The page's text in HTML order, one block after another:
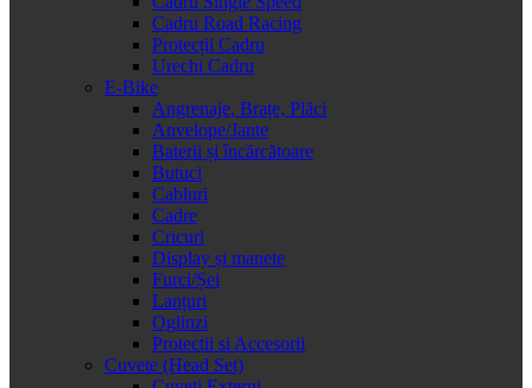
Cadru Road Racing
Protecții Cadru
Urechi Cadru
E-Bike
Angrenaje, Brațe, Plăci
Anvelope/Jante
Baterii și încărcătoare
Butuci
Cabluri
Cadre
Cricuri
Display și manete
Furci/Șei
Lanțuri
Oglinzi
Protectii si Accesorii
Cuvete (Head Set)